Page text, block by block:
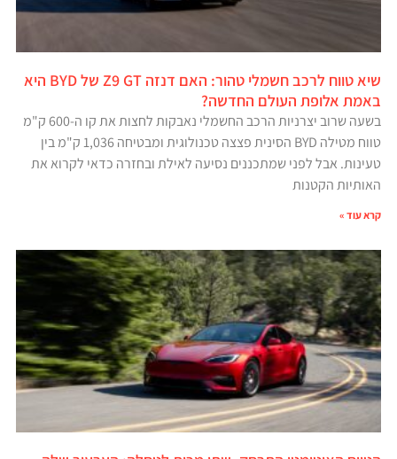
שיא טווח לרכב חשמלי טהור: האם דנזה Z9 GT של BYD היא
באמת אלופת העולם החדשה?
בשעה שרוב יצרניות הרכב החשמלי נאבקות לחצות את קו ה-600 ק"מ
טווח מטילה BYD הסינית פצצה טכנולוגית ומבטיחה 1,036 ק"מ בין
טעינות. אבל לפני שמתכננים נסיעה לאילת ובחזרה כדאי לקרוא את
האותיות הקטנות
קרא עוד »